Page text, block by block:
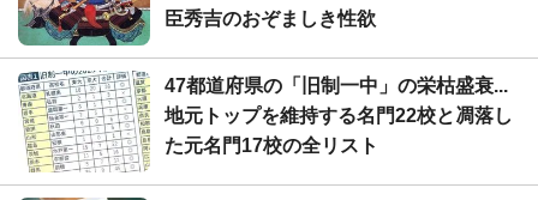
臣秀吉のおぞましき性欲
47都道府県の「旧制一中」の栄枯盛衰...
地元トップを維持する名門22校と凋落し
た元名門17校の全リスト